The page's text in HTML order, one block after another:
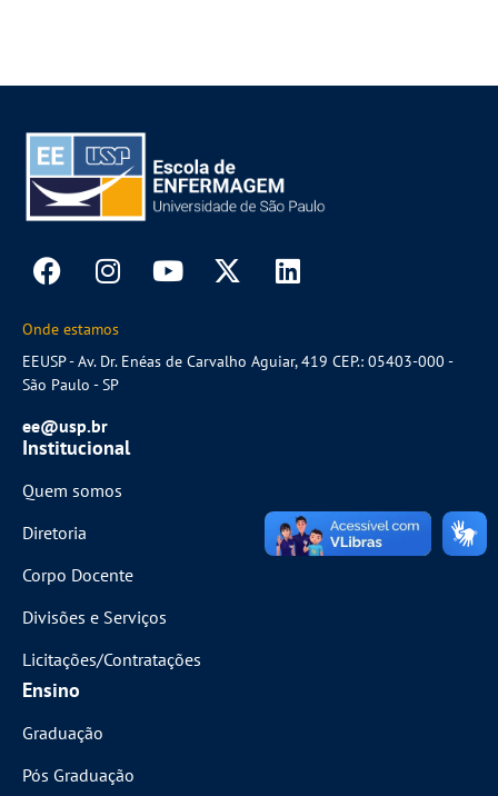
Onde estamos
EEUSP - Av. Dr. Enéas de Carvalho Aguiar, 419 CEP.: 05403-000 -
São Paulo - SP
ee@usp.br
Institucional
Quem somos
Diretoria
Corpo Docente
Divisões e Serviços
Licitações/Contratações
Ensino
Graduação
Pós Graduação